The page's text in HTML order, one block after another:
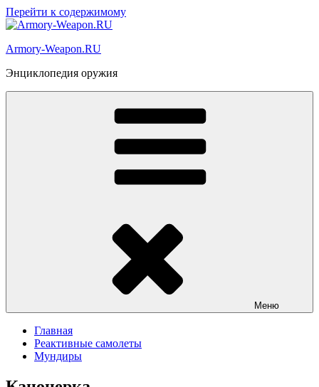
Перейти к содержимому
Armory-Weapon.RU
Энциклопедия оружия
Меню
Главная
Реактивные самолеты
Мундиры